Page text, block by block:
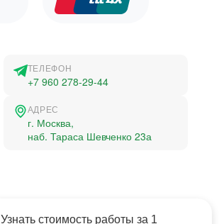
Узнать стоимость работы за 1
ТЕЛЕФОН
+7 960 278-29-44
АДРЕС
г. Москва,
наб. Тараса Шевченко 23а
Все права защищены